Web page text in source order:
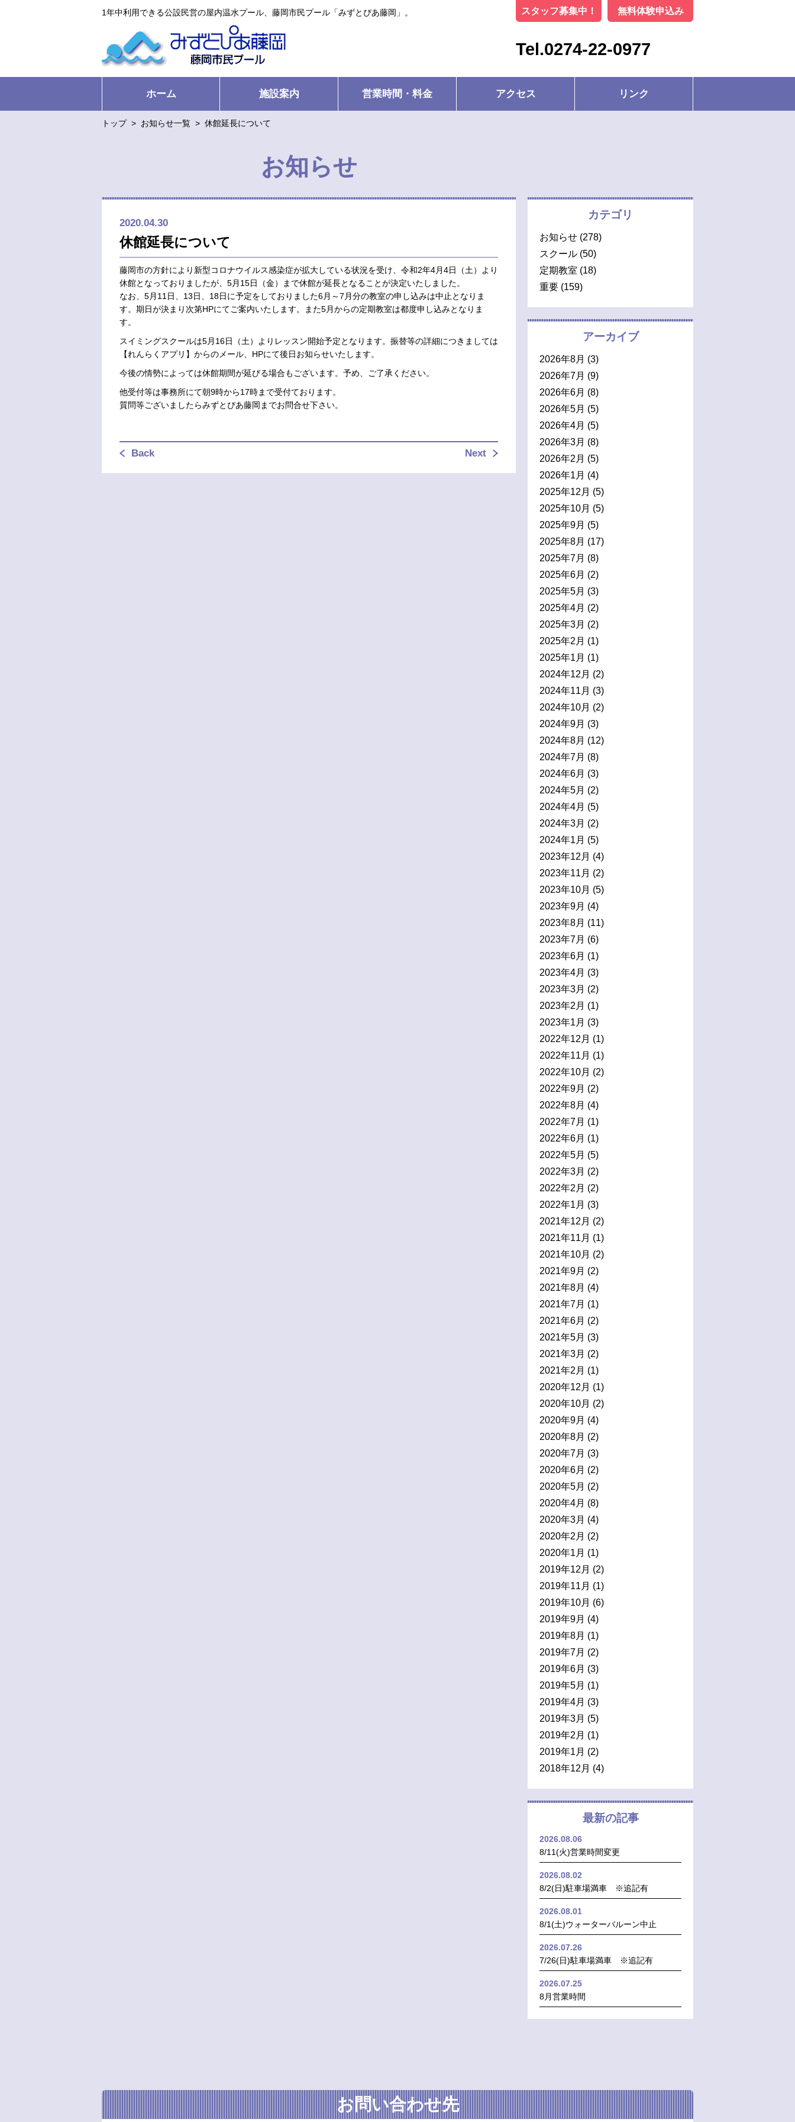
1年中利用できる公設民営の屋内温水プール、藤岡市民プール「みずとぴあ藤岡」。 スタッフ募集中！ 無料体験申込み
Tel.0274-22-0977
ホーム 施設案内 営業時間・料金 アクセス リンク
トップ > お知らせ一覧 > 休館延長について
お知らせ
2020.04.30
休館延長について
藤岡市の方針により新型コロナウイルス感染症が拡大している状況を受け、令和2年4月4日（土）より
休館となっておりましたが、5月15日（金）まで休館が延長となることが決定いたしました。
なお、5月11日、13日、18日に予定をしておりました6月～7月分の教室の申し込みは中止となりま
す。期日が決まり次第HPにてご案内いたします。また5月からの定期教室は都度申し込みとなりま
す。
スイミングスクールは5月16日（土）よりレッスン開始予定となります。振替等の詳細につきましては
【れんらくアプリ】からのメール、HPにて後日お知らせいたします。
今後の情勢によっては休館期間が延びる場合もございます。予め、ご了承ください。
他受付等は事務所にて朝9時から17時まで受付ております。
質問等ございましたらみずとぴあ藤岡までお問合せ下さい。
Back Next
カテゴリ
お知らせ (278)
スクール (50)
定期教室 (18)
重要 (159)
アーカイブ
2026年8月 (3)
2026年7月 (9)
2026年6月 (8)
2026年5月 (5)
2026年4月 (5)
2026年3月 (8)
2026年2月 (5)
2026年1月 (4)
2025年12月 (5)
2025年10月 (5)
2025年9月 (5)
2025年8月 (17)
2025年7月 (8)
2025年6月 (2)
2025年5月 (3)
2025年4月 (2)
2025年3月 (2)
2025年2月 (1)
2025年1月 (1)
2024年12月 (2)
2024年11月 (3)
2024年10月 (2)
2024年9月 (3)
2024年8月 (12)
2024年7月 (8)
2024年6月 (3)
2024年5月 (2)
2024年4月 (5)
2024年3月 (2)
2024年1月 (5)
2023年12月 (4)
2023年11月 (2)
2023年10月 (5)
2023年9月 (4)
2023年8月 (11)
2023年7月 (6)
2023年6月 (1)
2023年4月 (3)
2023年3月 (2)
2023年2月 (1)
2023年1月 (3)
2022年12月 (1)
2022年11月 (1)
2022年10月 (2)
2022年9月 (2)
2022年8月 (4)
2022年7月 (1)
2022年6月 (1)
2022年5月 (5)
2022年3月 (2)
2022年2月 (2)
2022年1月 (3)
2021年12月 (2)
2021年11月 (1)
2021年10月 (2)
2021年9月 (2)
2021年8月 (4)
2021年7月 (1)
2021年6月 (2)
2021年5月 (3)
2021年3月 (2)
2021年2月 (1)
2020年12月 (1)
2020年10月 (2)
2020年9月 (4)
2020年8月 (2)
2020年7月 (3)
2020年6月 (2)
2020年5月 (2)
2020年4月 (8)
2020年3月 (4)
2020年2月 (2)
2020年1月 (1)
2019年12月 (2)
2019年11月 (1)
2019年10月 (6)
2019年9月 (4)
2019年8月 (1)
2019年7月 (2)
2019年6月 (3)
2019年5月 (1)
2019年4月 (3)
2019年3月 (5)
2019年2月 (1)
2019年1月 (2)
2018年12月 (4)
最新の記事
2026.08.06
8/11(火)営業時間変更
2026.08.02
8/2(日)駐車場満車 ※追記有
2026.08.01
8/1(土)ウォーターバルーン中止
2026.07.26
7/26(日)駐車場満車 ※追記有
2026.07.25
8月営業時間
お問い合わせ先